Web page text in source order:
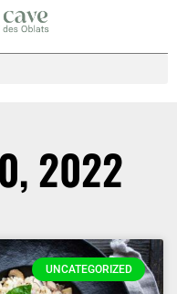
2022
UNCATEGORIZED